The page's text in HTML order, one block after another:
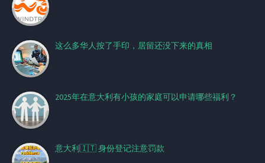
这么多华人按了手印，居留还没下来的真相
2025年在意大利有小孩的家庭可以申请哪些福利？
意大利🇮🇹 身份登记注意罚款